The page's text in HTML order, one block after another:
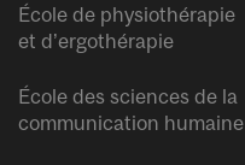
École de physiothérapie
et d’ergothérapie
École des sciences de la
communication humaine